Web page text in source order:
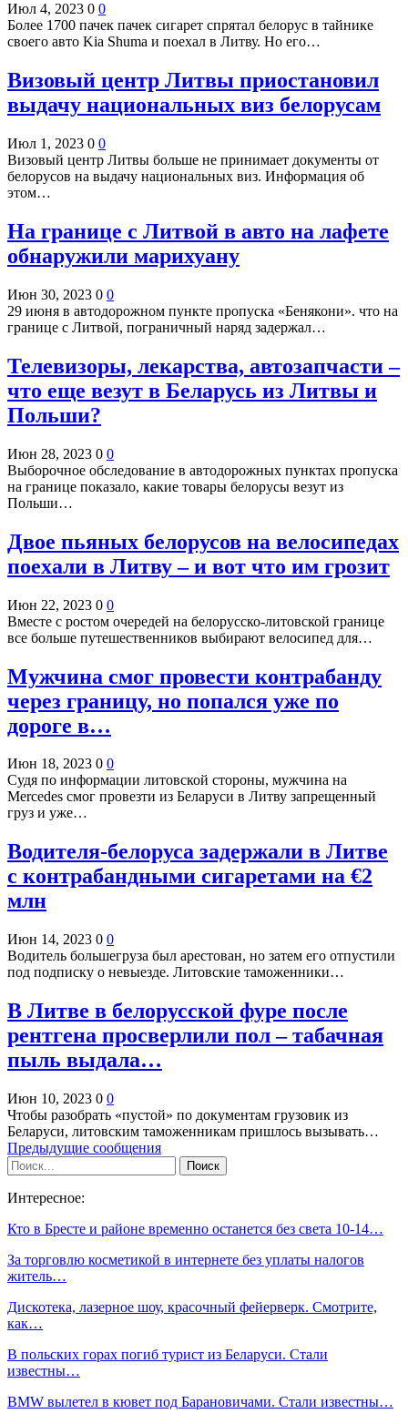
Июл 4, 2023 0 0
Более 1700 пачек пачек сигарет спрятал белорус в тайнике
своего авто Kia Shuma и поехал в Литву. Но его…
Визовый центр Литвы приостановил
выдачу национальных виз белорусам
Июл 1, 2023 0 0
Визовый центр Литвы больше не принимает документы от
белорусов на выдачу национальных виз. Информация об
этом…
На границе с Литвой в авто на лафете
обнаружили марихуану
Июн 30, 2023 0 0
29 июня в автодорожном пункте пропуска «Бенякони». что на
границе с Литвой, пограничный наряд задержал…
Телевизоры, лекарства, автозапчасти –
что еще везут в Беларусь из Литвы и
Польши?
Июн 28, 2023 0 0
Выборочное обследование в автодорожных пунктах пропуска
на границе показало, какие товары белорусы везут из
Польши…
Двое пьяных белорусов на велосипедах
поехали в Литву – и вот что им грозит
Июн 22, 2023 0 0
Вместе с ростом очередей на белорусско-литовской границе
все больше путешественников выбирают велосипед для…
Мужчина смог провести контрабанду
через границу, но попался уже по
дороге в…
Июн 18, 2023 0 0
Судя по информации литовской стороны, мужчина на
Mercedes смог провезти из Беларуси в Литву запрещенный
груз и уже…
Водителя-белоруса задержали в Литве
с контрабандными сигаретами на €2
млн
Июн 14, 2023 0 0
Водитель большегруза был арестован, но затем его отпустили
под подписку о невыезде. Литовские таможенники…
В Литве в белорусской фуре после
рентгена просверлили пол – табачная
пыль выдала…
Июн 10, 2023 0 0
Чтобы разобрать «пустой» по документам грузовик из
Беларуси, литовским таможенникам пришлось вызывать…
Предыдущие сообщения
Интересное:
Кто в Бресте и районе временно останется без света 10-14…
За торговлю косметикой в интернете без уплаты налогов
житель…
Дискотека, лазерное шоу, красочный фейерверк. Смотрите,
как…
В польских горах погиб турист из Беларуси. Стали
известны…
BMW вылетел в кювет под Барановичами. Стали известны…